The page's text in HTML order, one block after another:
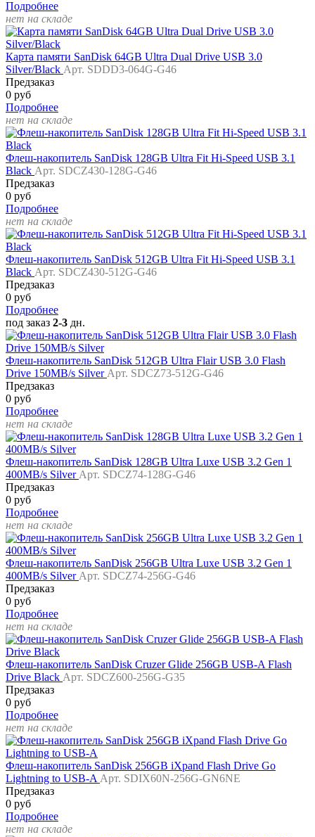
Подробнее
нет на складе
Карта памяти SanDisk 64GB Ultra Dual Drive USB 3.0
Silver/Black Арт. SDDD3-064G-G46
Предзаказ
0 руб
Подробнее
нет на складе
Флеш-накопитель SanDisk 128GB Ultra Fit Hi-Speed USB 3.1
Black Арт. SDCZ430-128G-G46
Предзаказ
0 руб
Подробнее
нет на складе
Флеш-накопитель SanDisk 512GB Ultra Fit Hi-Speed USB 3.1
Black Арт. SDCZ430-512G-G46
Предзаказ
0 руб
Подробнее
под заказ 2-3 дн.
Флеш-накопитель SanDisk 512GB Ultra Flair USB 3.0 Flash
Drive 150MB/s Silver Арт. SDCZ73-512G-G46
Предзаказ
0 руб
Подробнее
нет на складе
Флеш-накопитель SanDisk 128GB Ultra Luxe USB 3.2 Gen 1
400MB/s Silver Арт. SDCZ74-128G-G46
Предзаказ
0 руб
Подробнее
нет на складе
Флеш-накопитель SanDisk 256GB Ultra Luxe USB 3.2 Gen 1
400MB/s Silver Арт. SDCZ74-256G-G46
Предзаказ
0 руб
Подробнее
нет на складе
Флеш-накопитель SanDisk Cruzer Glide 256GB USB-A Flash
Drive Black Арт. SDCZ600-256G-G35
Предзаказ
0 руб
Подробнее
нет на складе
Флеш-накопитель SanDisk 256GB iXpand Flash Drive Go
Lightning to USB-A Арт. SDIX60N-256G-GN6NE
Предзаказ
0 руб
Подробнее
нет на складе